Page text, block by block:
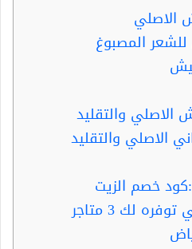
الاصلي
المصبوغ
الاصلي والتقليد
الاصلي والتقليد
خصم الزيت
لك 3 متاجر